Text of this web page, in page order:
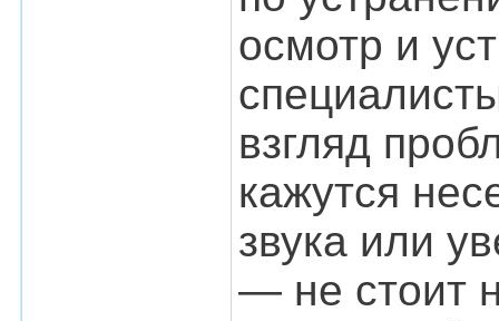
осмотр и
взгляд
кажутся
звука или
— не стоит